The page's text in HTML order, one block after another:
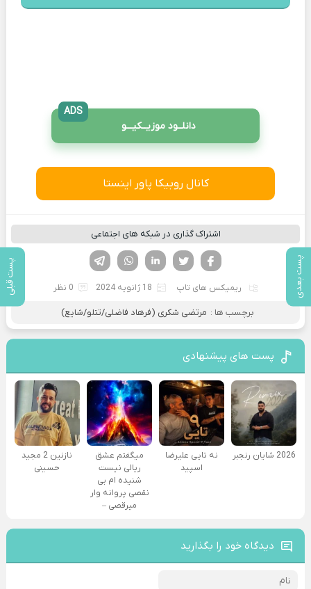
پست بعدی پست قبلی
دانلــود موزیــکیـــو
ADS
کانال روبیکا پاور اینستا
اشتراک گذاری در شبکه های اجتماعی
لینکدین تویتر
فیسوک
ریمیکس های تاپ 18 ژانویه 2024 0 نظر
برچسب ها : مرتضی شكری (فرهاد فاضلی/تتلو/شايع)
پست های پیشنهادی
2026 شایان رنجبر
نه تایی علیرضا
اسپید
میگفتم عشق
ریالی نیست
شنیده ام بی
نقصی پروانه وار
میرقصی –
نازنین 2 مجید
حسینی
دیدگاه خود را بگذارید